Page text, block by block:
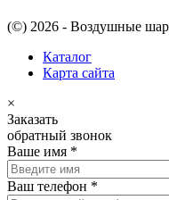
(©) 2026 - Воздушные
Каталог
Карта сайта
×
Заказать
обратный звонок
Ваше имя *
Ваш телефон *